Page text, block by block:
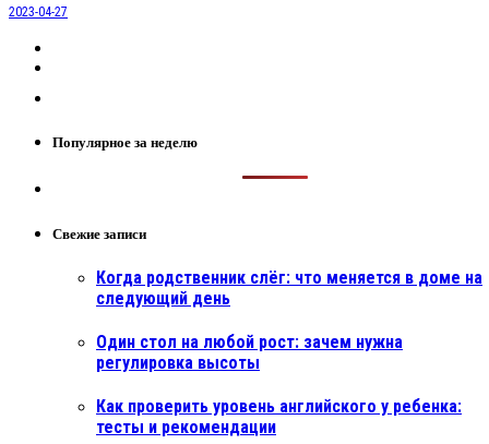
2023-04-27
Популярное за неделю
Свежие записи
Когда родственник слёг: что меняется в доме на
следующий день
Один стол на любой рост: зачем нужна
регулировка высоты
Как проверить уровень английского у ребенка:
тесты и рекомендации